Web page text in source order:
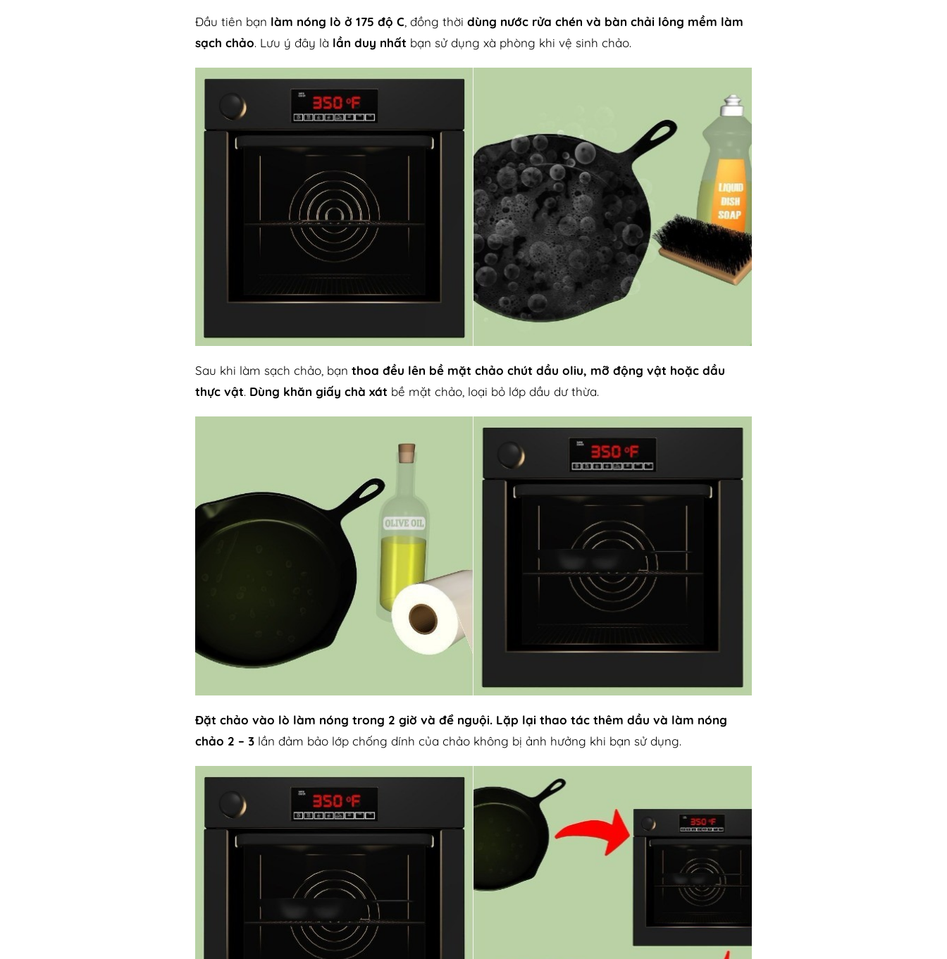
Đầu tiên bạn làm nóng lò ở 175 độ C , đồng thời dùng nước rửa chén và bàn chải lông mềm làm
sạch chảo. Lưu ý đây là lần duy nhất bạn sử dụng xà phòng khi vệ sinh chảo.
Sau khi làm sạch chảo, bạn thoa đều lên bề mặt chảo chút dầu oliu, mỡ động vật hoặc dầu
thực vật. Dùng khăn giấy chà xát bề mặt chảo, loại bỏ lớp dầu dư thừa.
Đặt chảo vào lò làm nóng trong 2 giờ và để nguội. Lặp lại thao tác thêm dầu và làm nóng
chảo 2 – 3lần đảm bảo lớp chống dính của chảo không bị ảnh hưởng khi bạn sử dụng.